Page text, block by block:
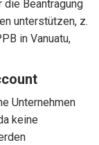
die Beantragung
unterstützen, z.
in Vanuatu,
Unternehmen
keine